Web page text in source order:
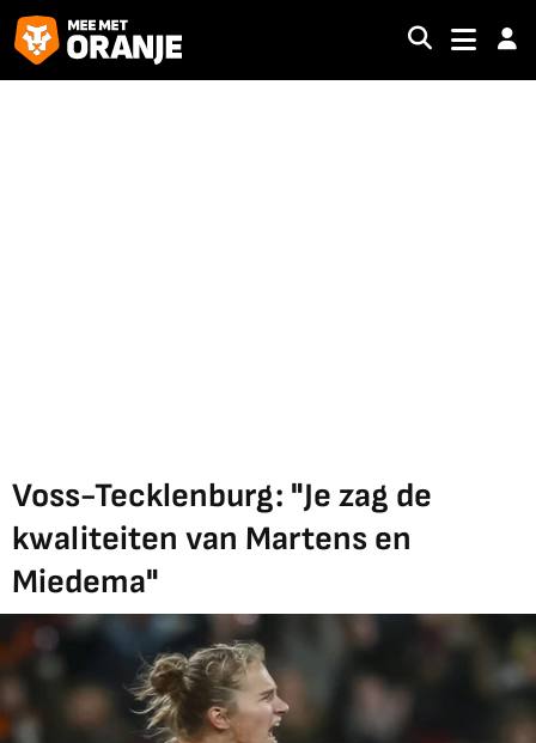
Voss-Tecklenburg: "Je zag de
kwaliteiten van Martens en
Miedema"